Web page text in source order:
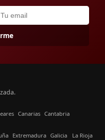
Canarias Cantabria
Extremadura Galicia La Rioja